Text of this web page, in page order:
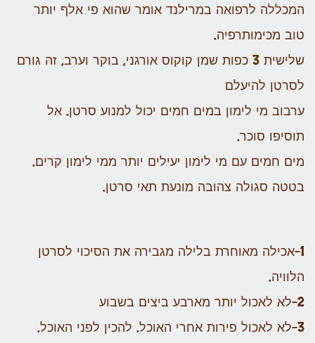
המכללה לרפואה במרילנד אומר שהוא פי אלף יותר
טוב מכימותרפיה.
שלישית 3 כפות שמן קוקוס אורגני, בוקר וערב, זה גורם
לסרטן להיעלם
ערבוב מי לימון במים חמים יכול למנוע סרטן. אל
תוסיפו סוכר.
מים חמים עם מי לימון יעילים יותר ממי לימון קרים.
בטטה סגולה צהובה מונעת תאי סרטן.
1-אכילה מאוחרת בלילה מגבירה את הסיכוי לסרטן
הלוויה.
2-לא לאכול יותר מארבע ביצים בשבוע
3-לא לאכול פירות אחרי האוכל. להכין לפני האוכל.